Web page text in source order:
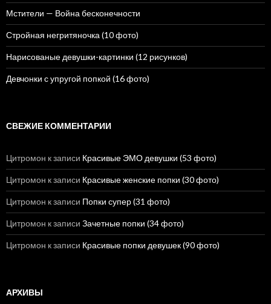
Мстители — Война бесконечности
Стройная негритяночка (10 фото)
Нарисованые девушки-картинки (12 рисунков)
Девчонки с упругой попкой (16 фото)
СВЕЖИЕ КОММЕНТАРИИ
Цитромон к записи Красивые ЭМО девушки (53 фото)
Цитромон к записи Красивые женские попки (30 фото)
Цитромон к записи Попки супер (31 фото)
Цитромон к записи Зачетные попки (34 фото)
Цитромон к записи Красивые попки девушек (90 фото)
АРХИВЫ